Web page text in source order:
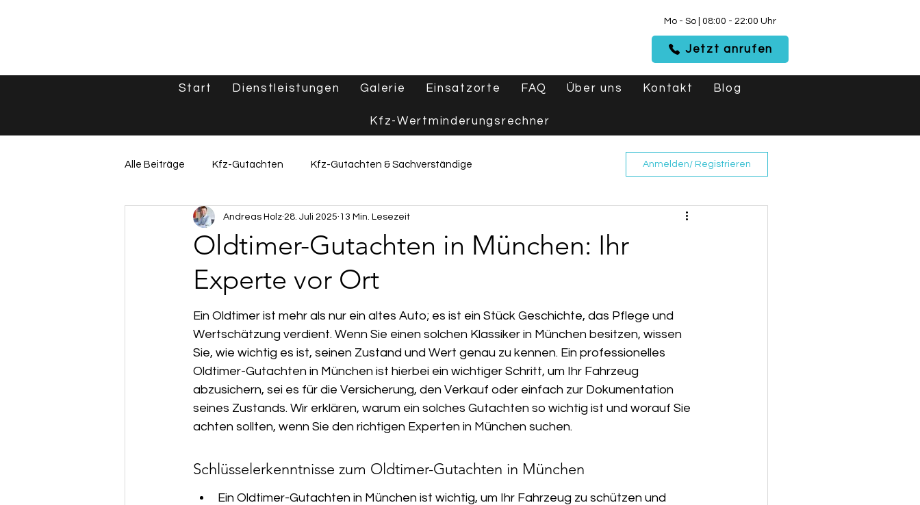
Mo - So | 08:00 - 22:00 Uhr
Jetzt anrufen
Start Dienstleistungen Galerie Einsatzorte FAQ Über uns Kontakt Blog
Kfz-Wertminderungsrechner
Alle Beiträge Kfz-Gutachten Kfz-Gutachten & Sachverständige
Unfallgutachten & Schadenshilfe Wertgutachten & Fahrzeugbewertung
Oldtimer & Spezialfahrzeuge Tipps & Ratgeber
Unser Service & Servicegebiet
Anmelden/ Registrieren
Oldtimer-Gutachten in München: Ihr
Experte vor Ort
Andreas Holz 28. Juli 2025 13 Min. Lesezeit
Ein Oldtimer ist mehr als nur ein altes Auto; es ist ein Stück Geschichte, das Pflege und
Wertschätzung verdient. Wenn Sie einen solchen Klassiker in München besitzen, wissen
Sie, wie wichtig es ist, seinen Zustand und Wert genau zu kennen. Ein professionelles
Oldtimer-Gutachten in München ist hierbei ein wichtiger Schritt, um Ihr Fahrzeug
abzusichern, sei es für die Versicherung, den Verkauf oder einfach zur Dokumentation
seines Zustands. Wir erklären, warum ein solches Gutachten so wichtig ist und worauf Sie
achten sollten, wenn Sie den richtigen Experten in München suchen.
Schlüsselerkenntnisse zum Oldtimer-Gutachten in München
Ein Oldtimer-Gutachten in München ist wichtig, um Ihr Fahrzeug zu schützen und